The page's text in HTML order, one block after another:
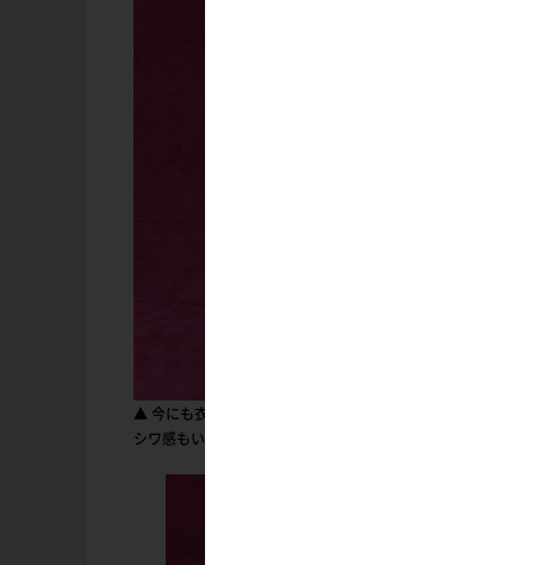
▲ 今にも衣装からあふれんばかりのダイナマイトバディ。お
シワ感もいい仕事してマス